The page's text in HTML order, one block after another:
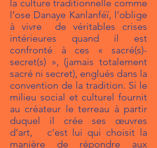
la culture traditionnelle comme
l’ose Danaye Kanlanféï, l’oblige
à vivre de véritables crises
intérieures quand il est
confronté à ces « sacré(s)-
secret(s) », (jamais totalement
sacré ni secret), englués dans la
convention de la tradition. Si le
milieu social et culturel fournit
au créateur le terreau à partir
duquel il crée ses œuvres
d’art, c’est lui qui choisit la
manière de répondre aux